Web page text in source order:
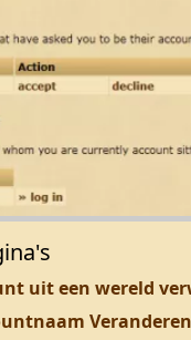
uit een wereld